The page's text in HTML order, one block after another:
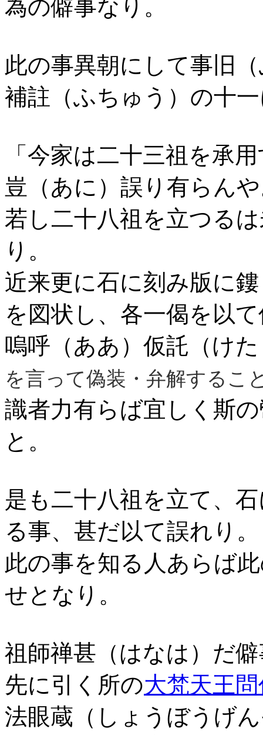
為の僻事なり。
此の事異朝にして事旧
補註（ふちゅう）の十
「今家は二十三祖を承
豈（あに）誤り有らん
若し二十八祖を立つる
り。
近来更に石に刻み版に
を図状し、各一偈を以
嗚呼（ああ）仮託（け
を言って偽装・弁解するこ
識者力有らば宜しく斯
と。
是も二十八祖を立て、
る事、甚だ以て誤れり。
此の事を知る人あらば
せとなり。
祖師禅甚（はなは）だ
先に引く所の大梵天王
法眼蔵（しょうぼうげ